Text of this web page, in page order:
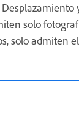
solo
solo admiten